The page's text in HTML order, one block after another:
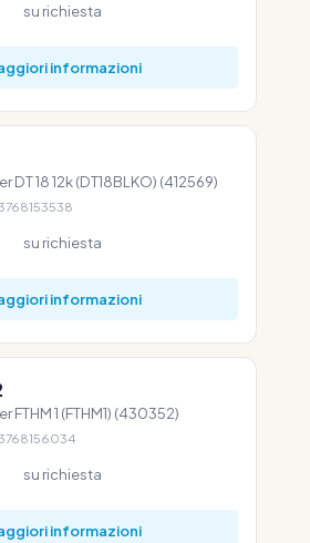
su richiesta
informazioni
DT 18 12k (DT18BLKO) (412569)
su richiesta
informazioni
FTHM 1 (FTHM1) (430352)
su richiesta
informazioni